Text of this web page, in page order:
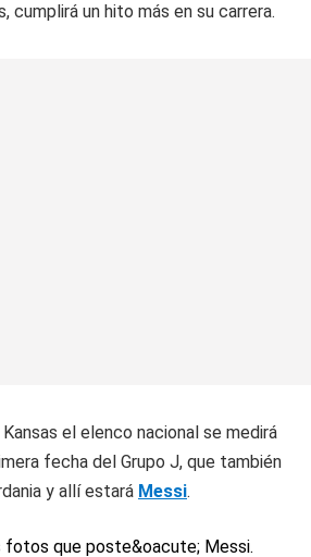
cumplirá un hito más en su carrera.
el elenco nacional se medirá
fecha del Grupo J, que también
y allí estará Messi.